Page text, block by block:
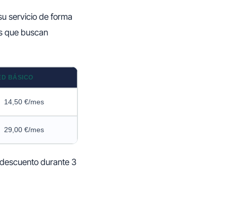
servicio de forma
que buscan
BÁSICO
14,50 €/mes
29,00 €/mes
durante 3